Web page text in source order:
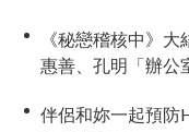
《秘戀稽核中》
惠善、孔明「辦公
伴侶和妳一起預防